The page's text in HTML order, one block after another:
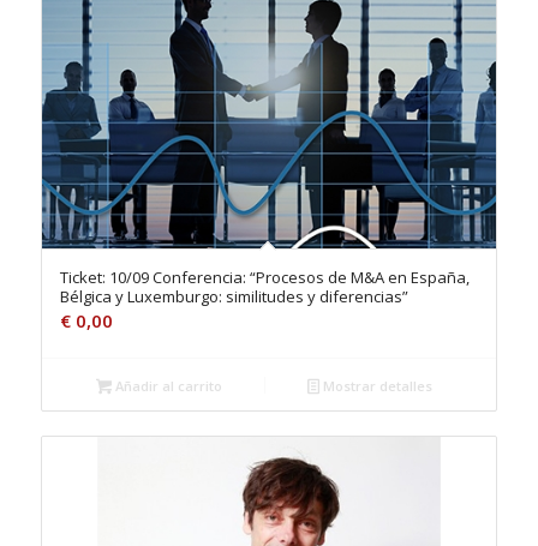
Ticket: 10/09 Conferencia: “Procesos de M&A en España,
Bélgica y Luxemburgo: similitudes y diferencias”
€0,00
Añadir al carrito Mostrar detalles